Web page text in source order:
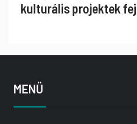
kulturális projektek
MENÜ